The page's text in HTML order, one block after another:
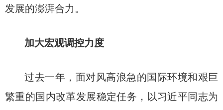
发展的澎湃合力。
加大宏观调控力度
过去一年，面对风高浪急的国际环境和艰巨
繁重的国内改革发展稳定任务，以习近平同志为